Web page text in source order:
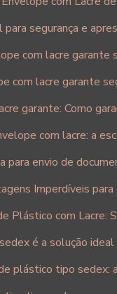
segurança e
com lacre garante
com lacre garante
garante: Como
com lacre: a
para envio de
Imperdíveis para
Plástico com Lacre:
é a solução
plástico tipo sedex: